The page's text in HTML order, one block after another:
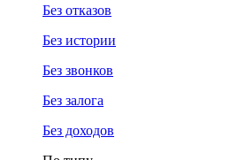
Без отказов
Без истории
Без звонков
Без залога
Без доходов